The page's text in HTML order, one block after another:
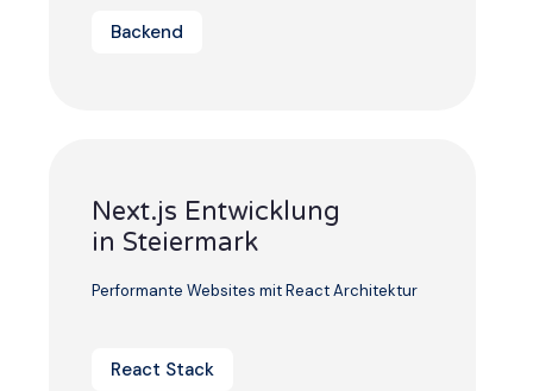
Backend
Next.js Entwicklung
in Steiermark
Performante Websites mit React Architektur
React Stack